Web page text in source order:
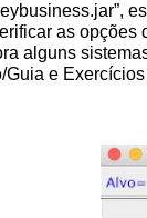
as opções
alguns
e